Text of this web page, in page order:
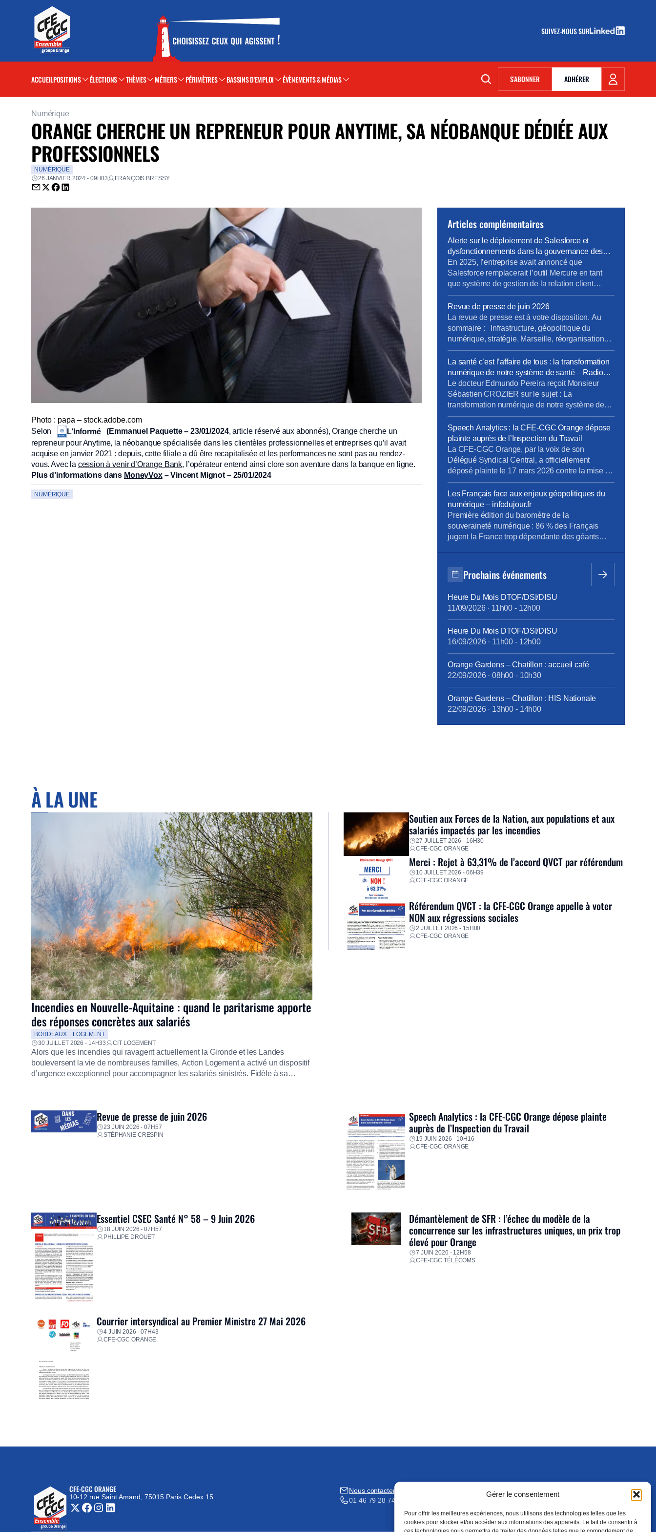
Gérer le consentement
Pour offrir les meilleures expériences, nous utilisons des technologies telles que les
cookies pour stocker et/ou accéder aux informations des appareils. Le fait de consentir à
SUIVEZ-NOUS SUR
(NOUVELLE FENÊTRE)
ACCUEILPOSITIONS ÉLECTIONS THÈMES MÉTIERS PÉRIMÈTRES BASSINS D'EMPLOI ÉVÈNEMENTS & MÉDIAS S'ABONNER(NOUVELLE FENÊTRE)
ADHÉRER
Numérique
ORANGE CHERCHE UN REPRENEUR POUR ANYTIME, SA NÉOBANQUE DÉDIÉE AUX
PROFESSIONNELS
NUMÉRIQUE
26 JANVIER 2024 - 09H03
FRANÇOIS BRESSY
Envoyer par email (nouvelle fenêtre)
Partager sur Twitter (nouvelle fenêtre)
Partager sur Facebook (nouvelle fenêtre)
Partager sur LinkedIn (nouvelle fenêtre)
Photo : papa – stock.adobe.com
Selon
L’Informé (Emmanuel Paquette – 23/01/2024, article réservé aux abonnés), Orange cherche un
repreneur pour Anytime, la néobanque spécialisée dans les clientèles professionnelles et entreprises qu’il avait
acquise en janvier 2021 : depuis, cette filiale a dû être recapitalisée et les performances ne sont pas au rendez-
vous. Avec la cession à venir d’Orange Bank, l’opérateur entend ainsi clore son aventure dans la banque en ligne.
Plus d’informations dans MoneyVox– Vincent Mignot – 25/01/2024
NUMÉRIQUE
Articles complémentaires
Alerte sur le déploiement de Salesforce et
dysfonctionnements dans la gouvernance des
projets métiers
En 2025, l’entreprise avait annoncé que
Salesforce remplacerait l’outil Mercure en tant
que système de gestion de la relation client
(CRM). À cette occasion, la Direction Pro-PME et
la Direction du Système d’Information (DSI)
avaient sollicité chaque métier pour élaborer un
cahier des charges rigoureux, destiné à prendre
en compte les besoins terrain spécifiques de […]
Revue de presse de juin 2026
La revue de presse est à votre disposition. Au
sommaire : Infrastructure, géopolitique du
numérique, stratégie, Marseille, réorganisations,
QVCT, IA, SFR. Pour la consulter : revue de
presse de juin. Pour vous abonner gratuitement :
s’abonner Vous pouvez lire les articles au fil de
leur publication en rubrique Revue de presse,
mais aussi en nous […]
La santé c’est l’affaire de tous : la transformation
numérique de notre système de santé – Radio
Phare
Le docteur Edmundo Pereira reçoit Monsieur
Sébastien CROZIER sur le sujet : La
transformation numérique de notre système de
santé. Ecouter l’interview. Ecouter sur Radio
Phare – 05/06/2026
Speech Analytics : la CFE-CGC Orange dépose
plainte auprès de l’Inspection du Travail
La CFE-CGC Orange, par la voix de son
Délégué Syndical Central, a officiellement
déposé plainte le 17 mars 2026 contre la mise en
place d’un dispositif de contrôle des salariés
basé sur l’intelligence artificielle. Nous
dénonçons une atteinte « Disproportionnée » aux
droits et libertés des employés, estimant que le
système mis en œuvre par la […]
Les Français face aux enjeux géopolitiques du
numérique – infodujour.fr
Première édition du baromètre de la
souveraineté numérique : 86 % des Français
jugent la France trop dépendante des géants
Rencontres de l’Hémicycle : « Géopolitique du
numérique : se réarmer dans les nouveaux
Prochains événements
Heure Du Mois DTOF/DSI/DISU
11/09/2026· 11h00 - 12h00
Heure Du Mois DTOF/DSI/DISU
16/09/2026· 11h00 - 12h00
Orange Gardens – Chatillon : accueil café
22/09/2026· 08h00 - 10h30
Orange Gardens – Chatillon : HIS Nationale
22/09/2026· 13h00 - 14h00
À LA UNE
Incendies en Nouvelle-Aquitaine : quand le paritarisme apporte
des réponses concrètes aux salariés
BORDEAUX
LOGEMENT
30 JUILLET 2026 - 14H33
CIT LOGEMENT
Alors que les incendies qui ravagent actuellement la Gironde et les Landes
bouleversent la vie de nombreuses familles, Action Logement a activé un dispositif
d’urgence exceptionnel pour accompagner les salariés sinistrés. Fidèle à sa
Soutien aux Forces de la Nation, aux populations et aux
salariés impactés par les incendies
27 JUILLET 2026 - 16H30
CFE-CGC ORANGE
Merci : Rejet à 63,31% de l’accord QVCT par référendum
10 JUILLET 2026 - 06H39
CFE-CGC ORANGE
Référendum QVCT : la CFE-CGC Orange appelle à voter
NON aux régressions sociales
2 JUILLET 2026 - 15H00
CFE-CGC ORANGE
Revue de presse de juin 2026
23 JUIN 2026 - 07H57
STÉPHANIE CRESPIN
Speech Analytics : la CFE-CGC Orange dépose plainte
auprès de l’Inspection du Travail
19 JUIN 2026 - 10H16
CFE-CGC ORANGE
Essentiel CSEC Santé N° 58 – 9 Juin 2026
18 JUIN 2026 - 07H57
PHILLIPE DROUET
Démantèlement de SFR : l’échec du modèle de la
concurrence sur les infrastructures uniques, un prix trop
élevé pour Orange
7 JUIN 2026 - 12H58
CFE-CGC TÉLÉCOMS
Courrier intersyndical au Premier Ministre 27 Mai 2026
4 JUIN 2026 - 07H43
CFE-CGC ORANGE
CFE-CGC ORANGE
10-12 rue Saint Amand, 75015 Paris Cedex 15
(nouvelle fenêtre)
Nous contacter
01 46 79 28 74
S'ABONNER
(NOUVELLE FENÊTRE)
ADHÉRER